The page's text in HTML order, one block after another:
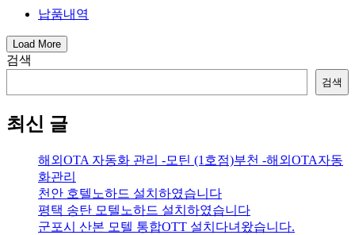
납품내역
Load More
검색
검색
최신 글
해외OTA 자동화 관리 -모틴 (1호점)부천 -해외OTA자동
화관리
천안 호텔노하드 설치하였습니다
평택 송탄 모텔노하드 설치하였습니다
군포시 산본 모텔 통합OTT 설치다녀왔습니다.